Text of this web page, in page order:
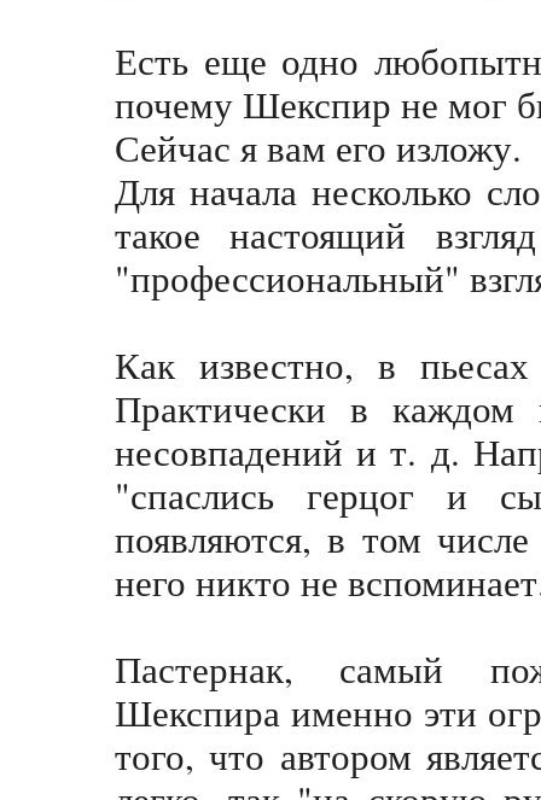
Есть еще одно
почему Шекспир не мог
Сейчас я вам его изложу.
Для начала несколько
такое настоящий
"профессиональный"
Как известно, в
Практически в каждом
несовпадений и т. д.
"спаслись герцог и
появляются, в том
него никто не
Пастернак, самый
Шекспира именно эти
того, что автором